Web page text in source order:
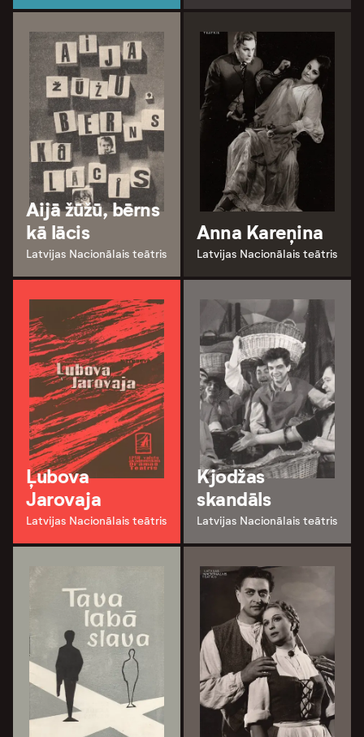
Aijā žūžū, bērns
kā lācis
Latvijas Nacionālais teātris
Anna Kareņina
Latvijas Nacionālais teātris
Ļubova
Jarovaja
Latvijas Nacionālais teātris
Kjodžas
skandāls
Latvijas Nacionālais teātris